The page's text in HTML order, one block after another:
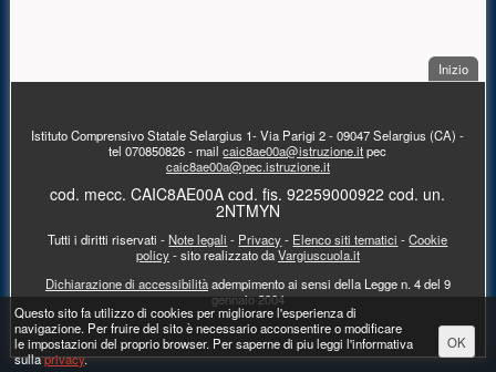
Messaggio di avviso
Questo sito fa utilizzo di cookies per migliorare l'esperienza di
navigazione. Per fruire del sito è necessario acconsentire o modificare
le impostazioni del proprio browser. Per saperne di piu leggi l'informativa
sullaprivacy.
OK
Inizio.
Istituto Comprensivo Statale Selargius 1- Via Parigi 2 - 09047 Selargius (CA) -
tel 070850826 - mailcaic8ae00a@istruzione.itpec
caic8ae00a@pec.istruzione.it
cod. mecc. CAIC8AE00A cod. fis. 92259000922 cod. un.
2NTMYN
Tutti i diritti riservati -Note legali - Privacy- Elenco siti tematici -Cookie
policy- sito realizzato daVargiuscuola.it
Dichiarazione di accessibilitàadempimento ai sensi della Legge n. 4 del 9
gennaio 2004